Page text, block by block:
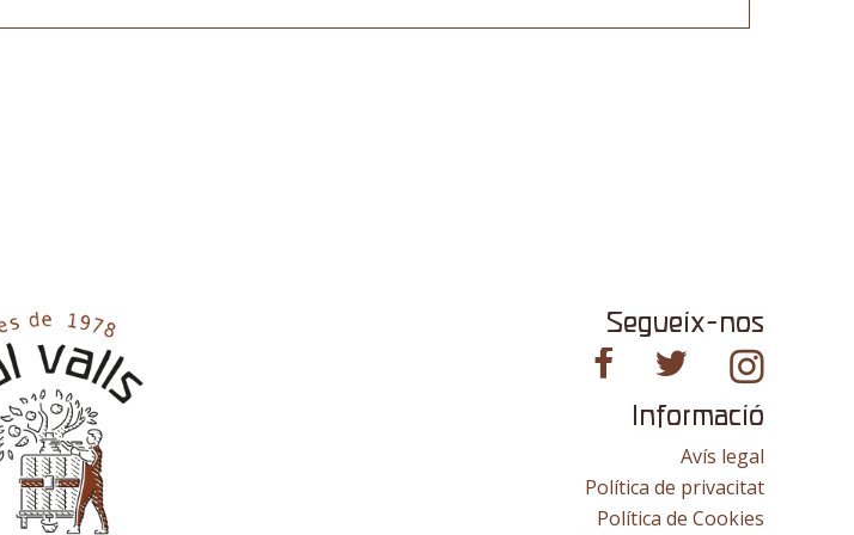
Segueix-nos
Informació
Avís legal
Política de privacitat
Política de Cookies